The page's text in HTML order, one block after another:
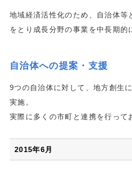
地域経済活性化のため、自治体等
をとり成長分野の事業を中長期的
自治体への提案・支援
9つの自治体に対して、地方創生
実施。
実際に多くの市町と連携を行って
2015年6月